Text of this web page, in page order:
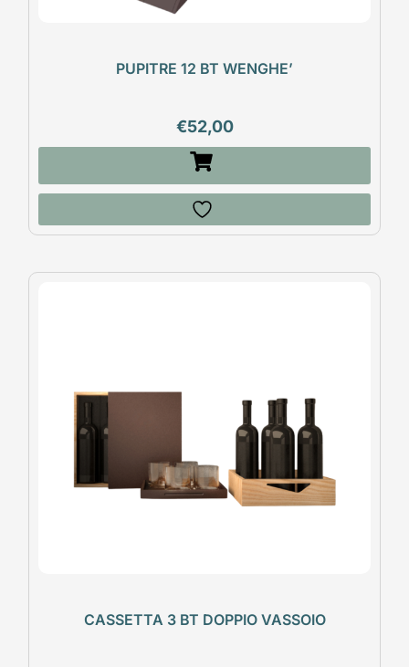
PUPITRE 12 BT WENGHE’
€52,00
CASSETTA 3 BT DOPPIO VASSOIO